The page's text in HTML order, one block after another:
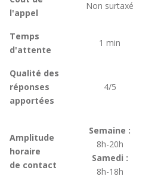
l'appel
Non surtaxé
Temps
d'attente
1 min
Qualité des
réponses
apportées
4/5
Amplitude
horaire
de contact
Semaine :
8h-20h
Samedi :
8h-18h